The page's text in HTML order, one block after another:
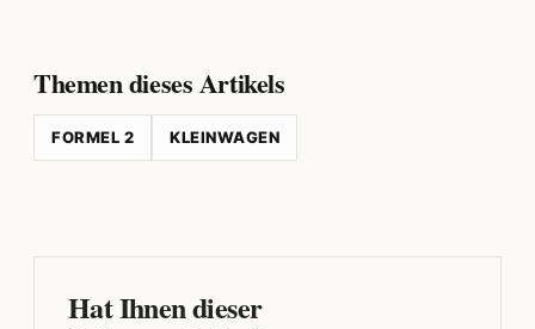
Themen dieses Artikels
FORMEL 2 KLEINWAGEN
Hat Ihnen dieser